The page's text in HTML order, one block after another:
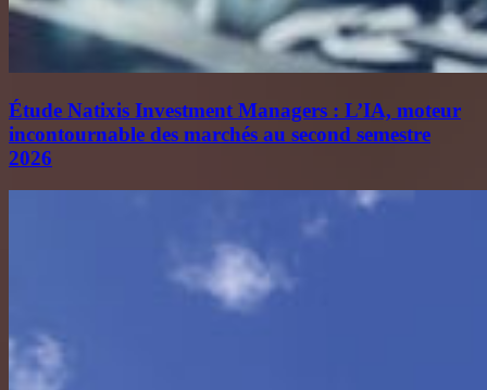
Étude Natixis Investment Managers : L’IA, moteur
incontournable des marchés au second semestre
2026